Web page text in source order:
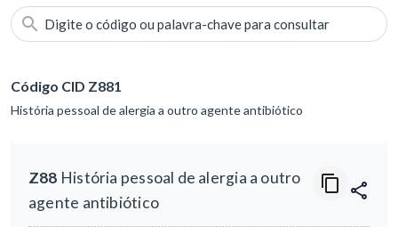
Digite o código ou palavra-chave para consultar
Código CID Z881
História pessoal de alergia a outro agente antibiótico
Z88 História pessoal de alergia a outro
agente antibiótico